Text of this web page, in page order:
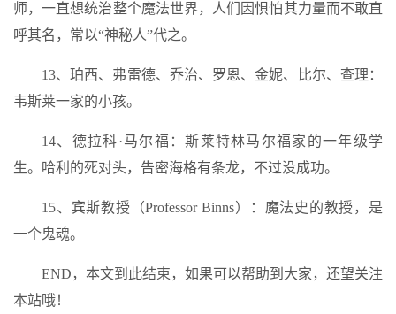
师，一直想统治整个魔法世界，人们因惧怕其力量而不敢直
呼其名，常以“神秘人”代之。
13、珀西、弗雷德、乔治、罗恩、金妮、比尔、查理：
韦斯莱一家的小孩。
14、德拉科·马尔福：斯莱特林马尔福家的一年级学
生。哈利的死对头，告密海格有条龙，不过没成功。
15、宾斯教授（Professor Binns）：魔法史的教授，是
一个鬼魂。
END，本文到此结束，如果可以帮助到大家，还望关注
本站哦！